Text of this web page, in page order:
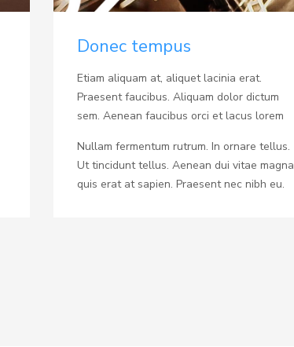
Donec tempus
Etiam aliquam at, aliquet lacinia erat.
Praesent faucibus. Aliquam dolor dictum
sem. Aenean faucibus orci et lacus lorem
Nullam fermentum rutrum. In ornare tellus.
Ut tincidunt tellus. Aenean dui vitae magna
quis erat at sapien. Praesent nec nibh eu.